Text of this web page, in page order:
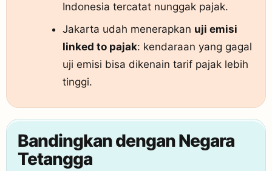
Indonesia tercatat nunggak pajak.
Jakarta udah menerapkan uji emisi
linked to pajak: kendaraan yang gagal
uji emisi bisa dikenain tarif pajak lebih
tinggi.
Bandingkan dengan Negara
Tetangga